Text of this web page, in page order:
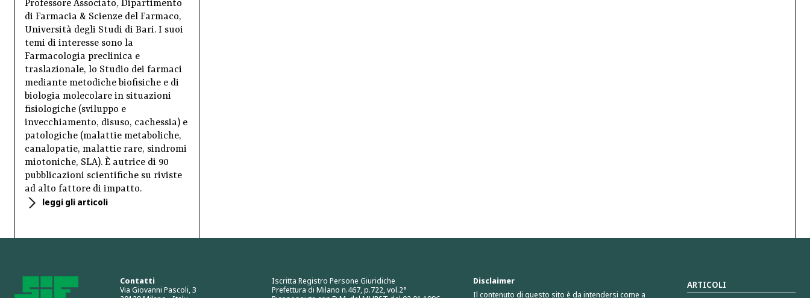
Professore Associato, Dipartimento
di Farmacia & Scienze del Farmaco,
Università degli Studi di Bari. I suoi
temi di interesse sono la
Farmacologia preclinica e
traslazionale, lo Studio dei farmaci
mediante metodiche biofisiche e di
biologia molecolare in situazioni
fisiologiche (sviluppo e
invecchiamento, disuso, cachessia) e
patologiche (malattie metaboliche,
canalopatie, malattie rare, sindromi
miotoniche, SLA). È autrice di 90
pubblicazioni scientifiche su riviste
ad alto fattore di impatto.
leggi gli articoli
Contatti
Via Giovanni Pascoli, 3
Iscritta Registro Persone Giuridiche
Prefettura di Milano n.467, p.722, vol.2°
Disclaimer
Il contenuto di questo sito è da intendersi come a
ARTICOLI